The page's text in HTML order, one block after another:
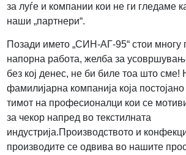
за луѓе и компании кои не ги гледаме
наши „партнери“.
Позади името „СИН-АГ-95“ стои многу
напорна работа, желба за
без кој денес, не би биле тоа што сме!
фамилијарна компанија која
тимот на професионалци кои се
за чекор напред во текстилната
индустрија.Производството и
производите се одвива во нашите